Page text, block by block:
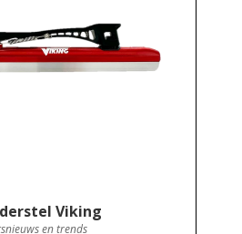
Viking
en trends